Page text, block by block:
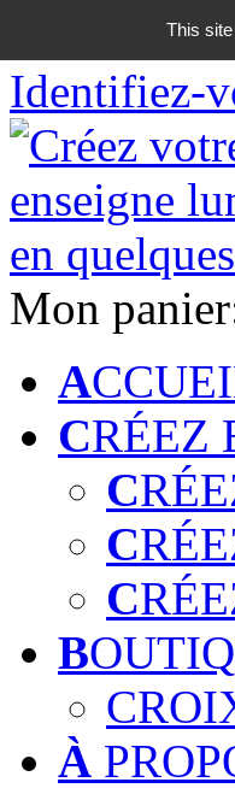
06 18 42
Identifiez-
Mon
A
CRÉEZ
C
C
C
B
À
This